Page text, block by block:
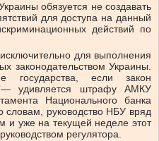
обязуется не создавать
для доступа на данный
действий по
для выполнения
законодательством Украины.
государства, если закон
удивляется штрафу АМКУ
Национального банка
словам, руководство НБУ вряд
и уже на текущей неделе этот
регулятора.